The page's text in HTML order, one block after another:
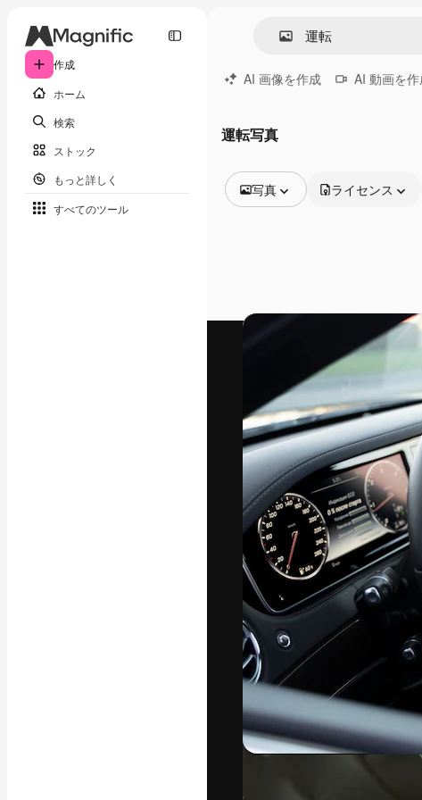
作成
ホーム
検索
ストック
もっと詳しく
すべてのツール
AI 画像を作成 AI 動画を
運転写真
写真
動画
映像素材
モーショングラフィックス
動画テンプレート
3D モデル
フォント
ライセンス
最高のクリエイテ
ットフォーム。ク
店、スタジオを含
います。
日本語